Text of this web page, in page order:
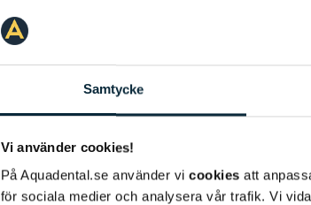
Samtycke
Vi använder cookies!
På Aquadental.se använder vi cookies att
för sociala medier och analysera vår trafik. Vi